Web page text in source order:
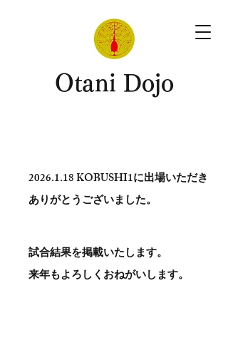
​Otani Dojo
2026.1.18KOBUSHI1に出場いただき
ありがとう​ございました。
試合結果を掲載いたします。
​来年もよろしくおねがいします。